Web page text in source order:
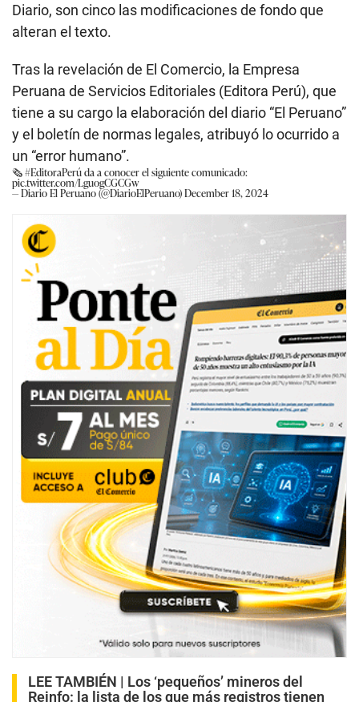
Diario, son cinco las modificaciones de fondo que
alteran el texto.
Tras la revelación de El Comercio, la Empresa
Peruana de Servicios Editoriales (Editora Perú), que
tiene a su cargo la elaboración del diario “El Peruano”
y el boletín de normas legales, atribuyó lo ocurrido a
un “error humano”.
🗞️#EditoraPerúda a conocer el siguiente comunicado:
pic.twitter.com/LguogCGCGw
— Diario El Peruano (@DiarioElPeruano)December 18, 2024
LEE TAMBIÉN | Los ‘pequeños’ mineros del
Reinfo: la lista de los que más registros tienen